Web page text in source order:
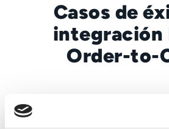
Casos de
integración
Order-to-